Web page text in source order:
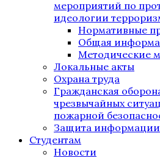
мероприятий по
идеологии
Нормативные
Общая
Методические
Локальные акты
Охрана труда
Гражданская
чрезвычайных
пожарной
Защита информации
Студентам
Новости